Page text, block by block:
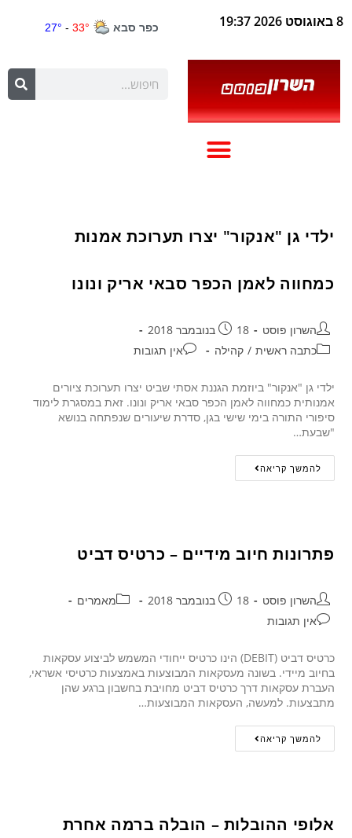
8 באוגוסט 2026 19:37
ילדי גן "אנקור" יצרו תערוכת אמנות
כמחווה לאמן הכפר סבאי אריק ונונו
השרון פוסט
18 בנובמבר 2018
כתבה ראשית / קהילה אין תגובות
ילדי גן "אנקור" ביוזמת הגננת אסתי שביט יצרו תערוכת ציורים
אמנותית כמחווה לאמן הכפר סבאי אריק ונונו. זאת במסגרת לימוד
סיפורי התורה בימי שישי בגן, סדרת שיעורים שנפתחה בנושא
"שבעת…
להמשך קריאה
פתרונות חיוב מידיים – כרטיס דביט
השרון פוסט 18 בנובמבר 2018
מאמרים
אין תגובות
כרטיס דביט (DEBIT) הינו כרטיס ייחודי המשמש לביצוע עסקאות
בחיוב מיידי. בשונה מעסקאות המבוצעות באמצעות כרטיסי אשראי,
העברת עסקאות דרך כרטיס דביט מחויבת בחשבון ברגע שהן
מתבצעות. למעשה, העסקאות המבוצעות…
להמשך קריאה
אלופי ההובלות – הובלה ברמה אחרת